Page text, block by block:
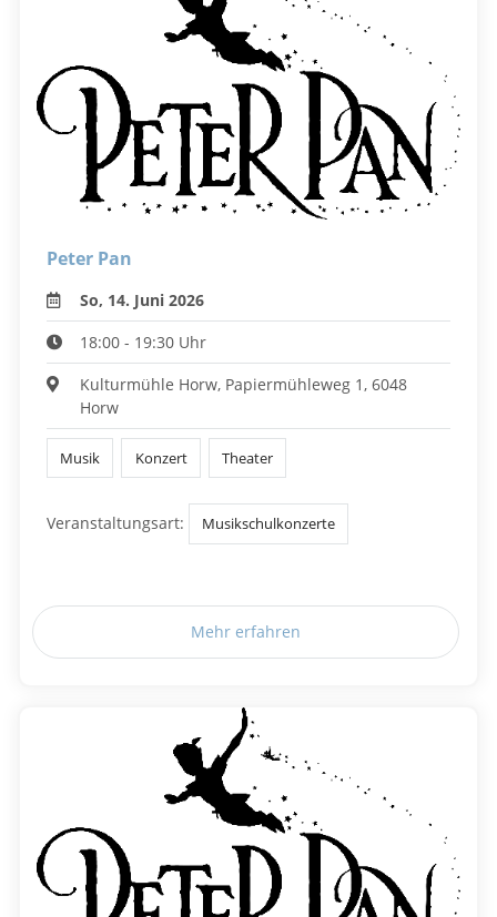
Peter Pan
So, 14. Juni 2026
18:00 - 19:30 Uhr
Kulturmühle Horw, Papiermühleweg 1, 6048
Horw
Musik Konzert Theater
Veranstaltungsart: Musikschulkonzerte
Mehr erfahren